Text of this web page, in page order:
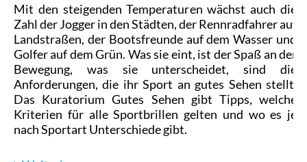
Mit den steigenden Temperaturen wächst auch die
Zahl der Jogger in den Städten, der Rennradfahrer auf
Landstraßen, der Bootsfreunde auf dem Wasser und
Golfer auf dem Grün. Was sie eint, ist der Spaß an der
Bewegung, was sie unterscheidet, sind die
Anforderungen, die ihr Sport an gutes Sehen stellt.
Das Kuratorium Gutes Sehen gibt Tipps, welche
Kriterien für alle Sportbrillen gelten und wo es je
nach Sportart Unterschiede gibt.